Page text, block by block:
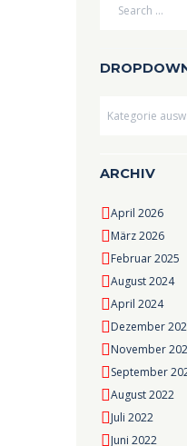
ARCHIV
April 2026
März 2026
Februar 2025
August 2024
April 2024
Dezember
November
September
August 2022
Juli 2022
Juni 2022